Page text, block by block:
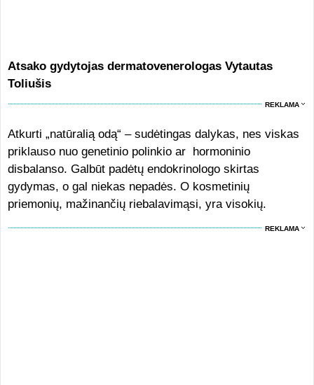
Atsako gydytojas dermatovenerologas Vytautas
Toliušis
REKLAMA
Atkurti „natūralią odą“ – sudėtingas dalykas, nes viskas
priklauso nuo genetinio polinkio ar hormoninio
disbalanso. Galbūt padėtų endokrinologo skirtas
gydymas, o gal niekas nepadės. O kosmetinių
priemonių, mažinančių riebalavimąsi, yra visokių.
REKLAMA